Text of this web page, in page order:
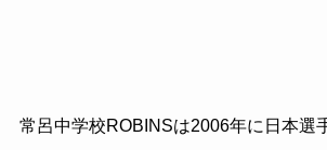
常呂中学校ROBINSは2006年に日本選